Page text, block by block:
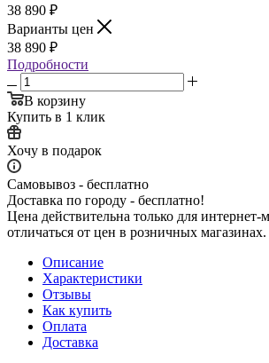
38 890 ₽
Варианты цен
38 890 ₽
Подробности
В корзину
Купить в 1 клик
Хочу в подарок
Самовывоз - бесплатно
Доставка по городу - бесплатно!
Цена действительна только для интернет-
отличаться от цен в розничных магазинах.
Описание
Характеристики
Отзывы
Как купить
Оплата
Доставка